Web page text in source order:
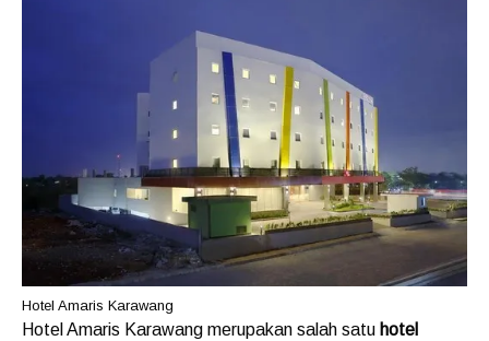
Hotel Amaris Karawang
Hotel Amaris Karawang merupakan salah satu hotel